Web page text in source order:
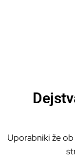
Uporabniki že